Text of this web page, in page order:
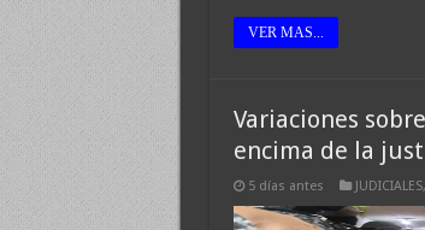
VER MAS...
Variaciones
encima de la
5 días antes JUDICIALES,